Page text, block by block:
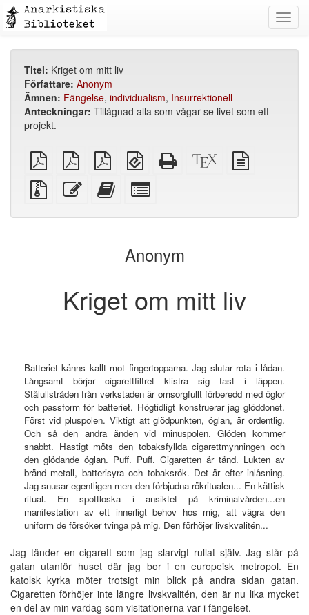
Titel: Kriget om mitt liv
Författare: Anonym
Ämnen: Fängelse, individualism, Insurrektionell
Anteckningar: Tillägnad alla som vågar se livet som ett
projekt.
plain
PDF
A4
imposed
PDF
Letter
imposed
PDF
EPUB
(för
mobila
enheter)
Fristående
HTML
XeLaTeX
källa
Källfiler
med
Redigera
denna
Lägg
text
bokskaparen
for
bookbuilder
Anonym
Kriget om mitt liv
Batteriet känns kallt mot fingertopparna. Jag slutar rota i lådan.
Långsamt börjar cigarettfiltret klistra sig fast i läppen.
Stålullstråden från verkstaden är omsorgfullt förberedd med öglor
och passform för batteriet. Högtidligt konstruerar jag glöddonet.
Först vid pluspolen. Viktigt att glödpunkten, öglan, är ordentlig.
Och så den andra änden vid minuspolen. Glöden kommer
snabbt. Hastigt möts den tobaksfyllda cigarettmynningen och
den glödande öglan. Puff. Puff. Cigaretten är tänd. Lukten av
bränd metall, batterisyra och tobaksrök. Det är efter inlåsning.
Jag snusar egentligen men den förbjudna rökritualen... En kättisk
ritual. En spottloska i ansiktet på kriminalvården...en
manifestation av ett innerligt behov hos mig, att vägra den
uniform de försöker tvinga på mig. Den förhöjer livskvalitén...
Jag tänder en cigarett som jag slarvigt rullat själv. Jag står på
gatan utanför huset där jag bor i en europeisk metropol. En
katolsk kyrka möter trotsigt min blick på andra sidan gatan.
Cigaretten förhöjer inte längre livskvalitén, den är nu lika mycket
en del av min vardag som visitationerna var i fängelset.